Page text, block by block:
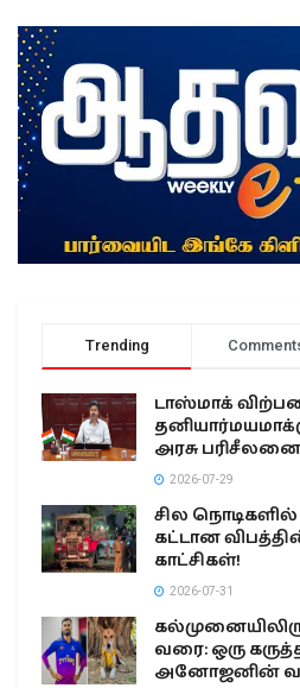
Trending
டாஸ்மாக்
அரசு
2026-07-29
சில
கட்டான
காட்சிகள்!
2026-07-31
வரை: ஒரு
அனோஜனின்